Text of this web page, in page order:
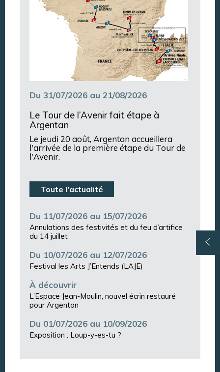
Du 31/07/2026 au 21/08/2026
Le Tour de l’Avenir fait étape à
Argentan
Le jeudi 20 août, Argentan accueillera
l'arrivée de la première étape du Tour de
l'Avenir.
Toute l'actualité
Du 11/07/2026 au 15/07/2026
Annulations des festivités et du feu d’artifice
du 14 juillet
Du 10/07/2026 au 12/07/2026
Festival les Arts J’Entends (LAJE)
À découvrir
L’Espace Jean-Moulin, nouvel écrin restauré
pour Argentan
Du 01/07/2026 au 10/09/2026
Exposition : Loup-y-es-tu ?